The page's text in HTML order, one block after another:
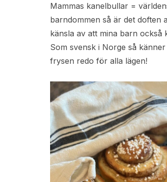
Mammas kanelbullar =
barndommen så är det doften
känsla av att mina barn
Som svensk i Norge så
frysen redo för alla lägen!